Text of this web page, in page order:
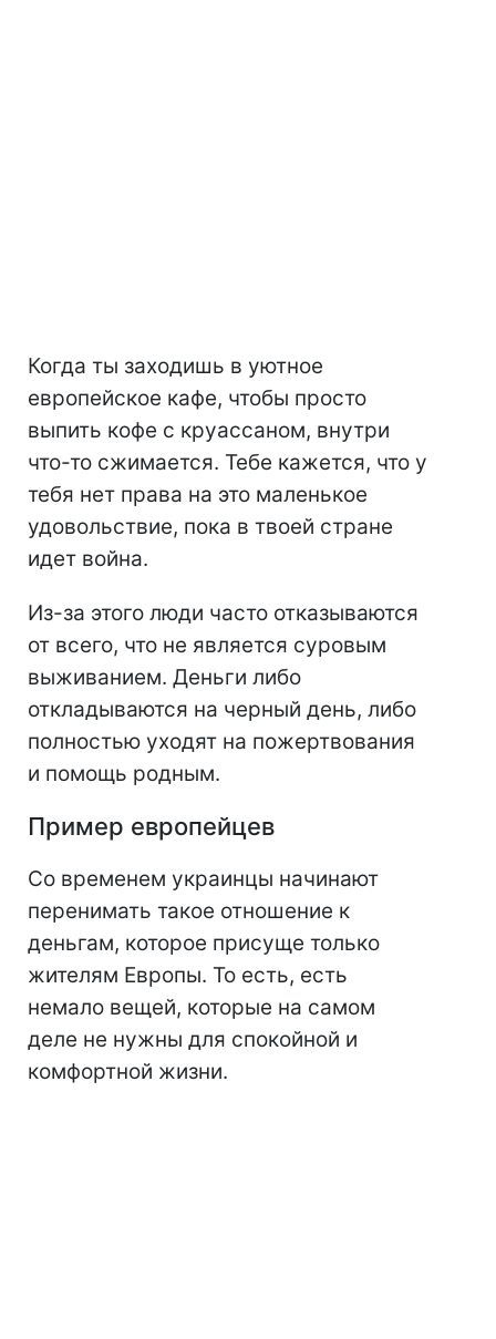
Когда ты заходишь в уютное
европейское кафе, чтобы просто
выпить кофе с круассаном, внутри
что-то сжимается. Тебе кажется, что у
тебя нет права на это маленькое
удовольствие, пока в твоей стране
идет война.
Из-за этого люди часто отказываются
от всего, что не является суровым
выживанием. Деньги либо
откладываются на черный день, либо
полностью уходят на пожертвования
и помощь родным.
Пример европейцев
Со временем украинцы начинают
перенимать такое отношение к
деньгам, которое присуще только
жителям Европы. То есть, есть
немало вещей, которые на самом
деле не нужны для спокойной и
комфортной жизни.